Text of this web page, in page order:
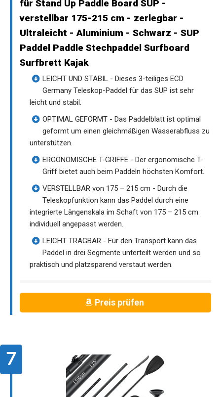
für Stand Up Paddle Board SUP -
verstellbar 175-215 cm - zerlegbar -
Ultraleicht - Aluminium - Schwarz - SUP
Paddel Paddle Stechpaddel Surfboard
Surfbrett Kajak
LEICHT UND STABIL - Dieses 3-teiliges ECD
Germany Teleskop-Paddel für das SUP ist sehr
leicht und stabil.
OPTIMAL GEFORMT - Das Paddelblatt ist optimal
geformt um einen gleichmäßigen Wasserabfluss zu
unterstützen.
ERGONOMISCHE T-GRIFFE - Der ergonomische T-
Griff bietet auch beim Paddeln höchsten Komfort.
VERSTELLBAR von 175 – 215 cm - Durch die
Teleskopfunktion kann das Paddel durch eine
integrierte Längenskala im Schaft von 175 – 215 cm
individuell angepasst werden.
LEICHT TRAGBAR - Für den Transport kann das
Paddel in drei Segmente unterteilt werden und so
praktisch und platzsparend verstaut werden.
Preis prüfen